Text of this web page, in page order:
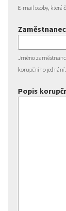
E-mail osoby, která
Jméno
korupčního jednání.
Popis